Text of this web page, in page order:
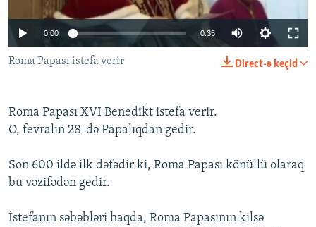
İNFOQRAFIKA
KARIKATURA
AZƏRBAYCAN ƏDƏBIYYATI KITABXANASI
İSLAM VƏ DEMOKRATIYA
İZ - MƏDƏNIYYƏT PROQRAMI
MISSIYAMIZ
PEŞƏ ETIKASI VƏ JURNALISTIKA STANDARTLARIMIZ
MATERIALLARIMIZDAN ISTIFADƏ
BIZIMLƏ ƏLAQƏ
XƏBƏR BÜLLETENLƏRIMIZ
0:00 0:35
Direct-ə keçid
Roma Papası istefa verir
Roma Papası XVI Benedikt istefa verir.
O, fevralın 28-də Papalıqdan gedir.
Son 600 ildə ilk dəfədir ki, Roma Papası könüllü olaraq
bu vəzifədən gedir.
İstefanın səbəbləri haqda, Roma Papasının kilsə